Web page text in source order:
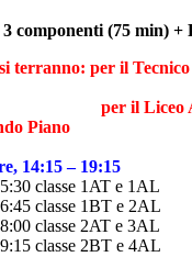
3 componenti (75 min)
terranno: per il
Piano
14:15 – 19:15
classe 1AT e 1AL
classe 1BT e 2AL
classe 2AT e 3AL
classe 2BT e 4AL